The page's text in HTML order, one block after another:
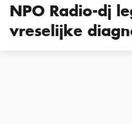
NPO Radio-dj
vreselijke